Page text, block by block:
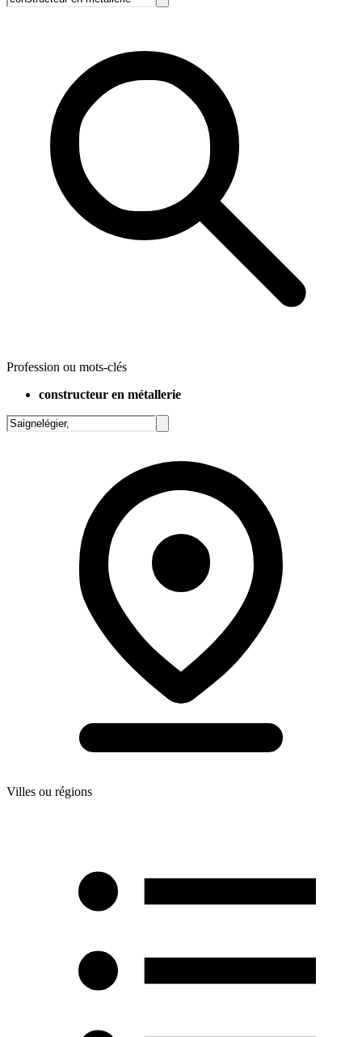
Profession ou mots-clés
constructeur en métallerie
Villes ou régions